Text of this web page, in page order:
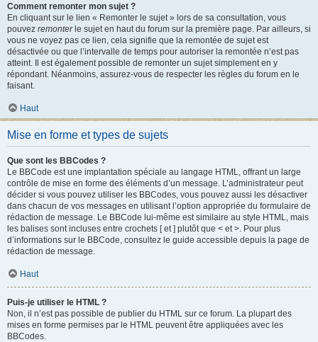
Comment remonter mon sujet ?
En cliquant sur le lien « Remonter le sujet » lors de sa consultation, vous
pouvez remonterle sujet en haut du forum sur la première page. Par ailleurs, si
vous ne voyez pas ce lien, cela signifie que la remontée de sujet est
désactivée ou que l’intervalle de temps pour autoriser la remontée n’est pas
atteint. Il est également possible de remonter un sujet simplement en y
répondant. Néanmoins, assurez-vous de respecter les règles du forum en le
faisant.
Haut
Mise en forme et types de sujets
Que sont les BBCodes ?
Le BBCode est une implantation spéciale au langage HTML, offrant un large
contrôle de mise en forme des éléments d’un message. L’administrateur peut
décider si vous pouvez utiliser les BBCodes, vous pouvez aussi les désactiver
dans chacun de vos messages en utilisant l’option appropriée du formulaire de
rédaction de message. Le BBCode lui-même est similaire au style HTML, mais
les balises sont incluses entre crochets [ et ] plutôt que < et >. Pour plus
d’informations sur le BBCode, consultez le guide accessible depuis la page de
rédaction de message.
Haut
Puis-je utiliser le HTML ?
Non, il n’est pas possible de publier du HTML sur ce forum. La plupart des
mises en forme permises par le HTML peuvent être appliquées avec les
BBCodes.